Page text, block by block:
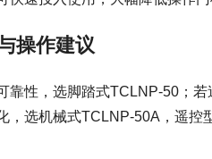
操作建议
靠性，选脚踏式TCLNP-50；若
，选机械式TCLNP-50A，遥控